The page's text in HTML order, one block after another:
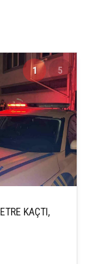
1 5
KAÇTI,